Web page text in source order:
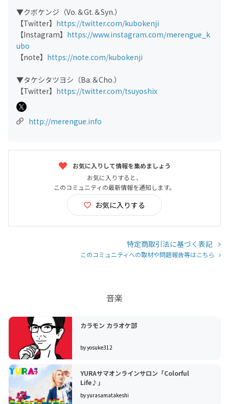
▼クボケンジ（Vo.＆Gt.＆Syn.）
【Twitter】 https://twitter.com/kubokenji
【Instagram】 https://www.instagram.com/merengue_k
ubo
【note】 https://note.com/kubokenji
▼タケシタツヨシ（Ba.＆Cho.）
【Twitter】 https://twitter.com/tsuyoshix
http://merengue.info
お気に入りして情報を集めましょう
お気に入りすると、
このコミュニティの最新情報を通知します。
お気に入りする
特定商取引法に基づく表記
このコミュニティへの取材や問題報告等はこちら
音楽
カラモン カラオケ部
by yosuke312
YURAサマオンラインサロン「Colorful
Life♪」
by yurasamatakeshi